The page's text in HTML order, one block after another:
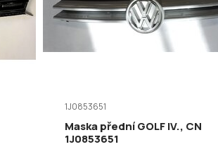
1J0853651
Maska přední GOLF IV., CN
1J0853651